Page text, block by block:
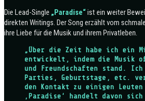
Die Lead-Single „Paradise“ist ein weiter
direkten Writings. Der Song erzählt vom
ihre Liebe für die Musik und ihrem Privatleben.
„Über die Zeit habe ich ein
entwickelt, indem die Musik
und Freundschaften stand.
Parties, Geburtstage, etc.
den Kontakt zu einigen
‚Paradise‘ handelt davon